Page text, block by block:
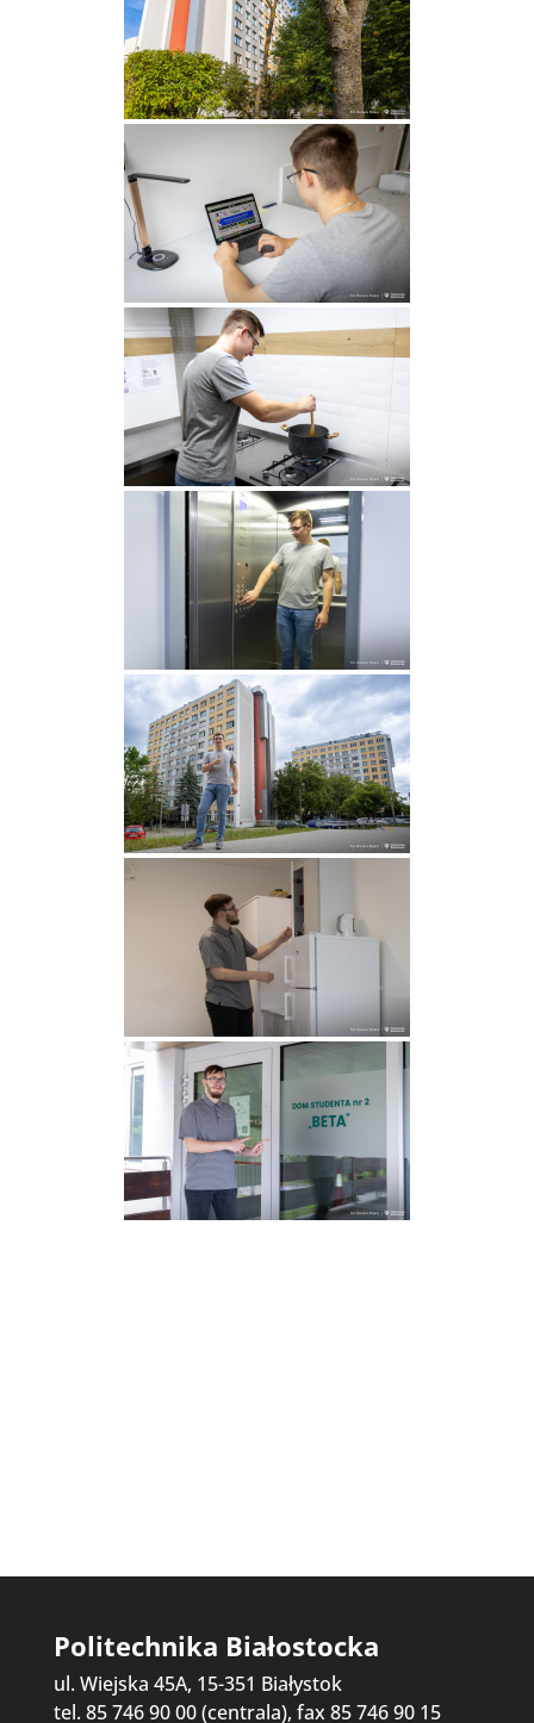
Politechnika Białostocka
ul. Wiejska 45A, 15-351 Białystok
tel. 85 746 90 00 (centrala), fax 85 746 90 15